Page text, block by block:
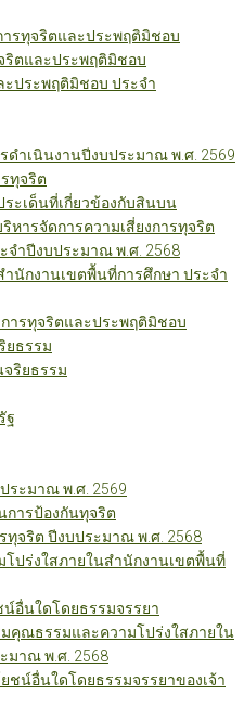
ารทุจริตและประพฤติมิชอบ
ริตและประพฤติมิชอบ
ะประพฤติมิชอบ ประจำ
ดำเนินงานปีงบประมาณ พ.ศ. 2569
ทุจริต
ระเด็นที่เกี่ยวข้องกับสินบน
หารจัดการความเสี่ยงการทุจริต
จำปีงบประมาณ พ.ศ. 2568
ำนักงานเขตพื้นที่การศึกษา ประจำ
การทุจริตและประพฤติมิชอบ
ยธรรม
ริยธรรม
ฐ
ระมาณ พ.ศ. 2569
การป้องกันทุจริต
ทุจริต ปีงบประมาณ พ.ศ. 2568
ปร่งใสภายในสำนักงานเขตพื้นที่
อื่นใดโดยธรรมจรรยา
มคุณธรรมและความโปร่งใสภายใน
มาณ พ.ศ. 2568
น์อื่นใดโดยธรรมจรรยาของเจ้า